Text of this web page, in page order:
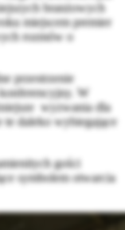
branżowych
miejscem premier
rozmów o
przestrzenie
W
wyzwania dla
te daleko wybiegające
gości
symbolem otwarcia